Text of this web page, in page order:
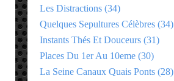
Les Distractions (34)
Quelques Sepultures Célèbres (34)
Instants Thés Et Douceurs (31)
Places Du 1er Au 10eme (30)
La Seine Canaux Quais Ponts (28)